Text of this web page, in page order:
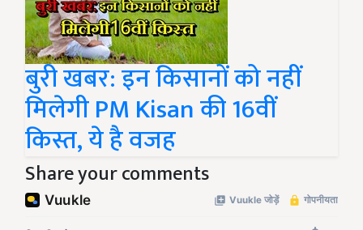
बुरी खबर: इन किसानों को नहीं
मिलेगी PM Kisan की 16वीं
किस्त, ये है वजह
Share your comments